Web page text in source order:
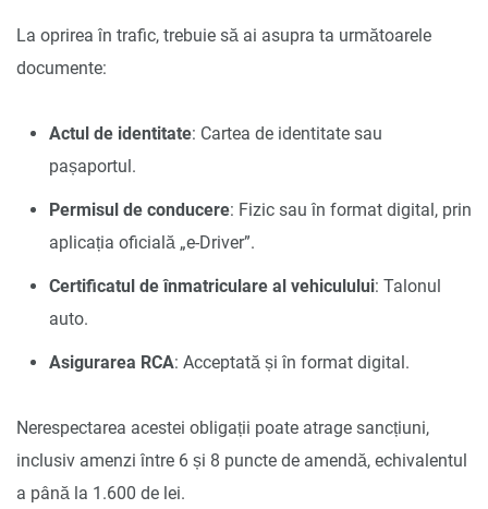
La oprirea în trafic, trebuie să ai asupra ta următoarele
documente:
Actul de identitate: Cartea de identitate sau
pașaportul.
Permisul de conducere: Fizic sau în format digital, prin
aplicația oficială „e-Driver”.
Certificatul de înmatriculare al vehiculului: Talonul
auto.
Asigurarea RCA: Acceptată și în format digital.
Nerespectarea acestei obligații poate atrage sancțiuni,
inclusiv amenzi între 6 și 8 puncte de amendă, echivalentul
a până la 1.600 de lei.